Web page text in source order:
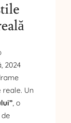
2024
reale. Un
, o